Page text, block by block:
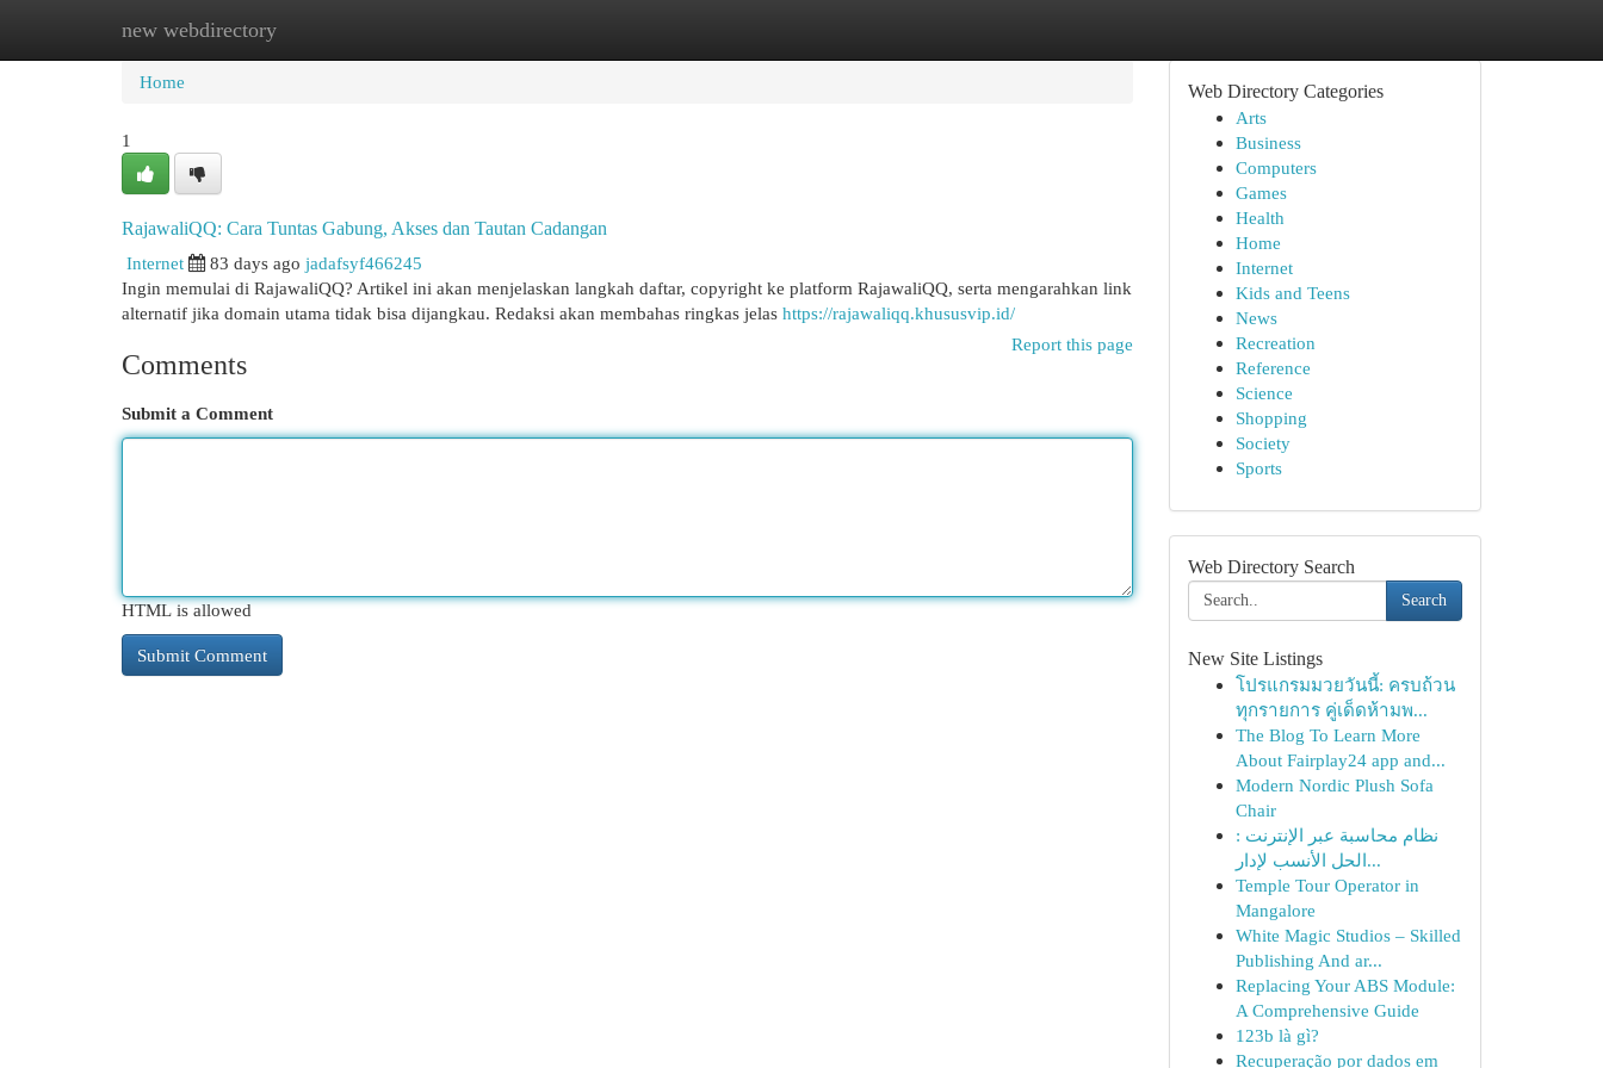
new webdirectory
Home New Site Listings
Home
1
RajawaliQQ: Cara Tuntas Gabung, Akses dan Tautan Cadangan
Internet
83 days ago jadafsyf466245
Ingin memulai di RajawaliQQ? Artikel ini akan menjelaskan langkah daftar, copyright ke platform RajawaliQQ, serta mengarahkan link
alternatif jika domain utama tidak bisa dijangkau. Redaksi akan membahas ringkas jelas https://rajawaliqq.khususvip.id/
Report this page
Comments
Submit a Comment
HTML is allowed
Web Directory Categories
Arts
Business
Computers
Games
Health
Home
Internet
Kids and Teens
News
Recreation
Reference
Science
Shopping
Society
Sports
Web Directory Search
Search
New Site Listings
โปรแกรมมวยวันนี้: ครบถ้วน
ทุกรายการ คู่เด็ดห้ามพ...
The Blog To Learn More
About Fairplay24 app and...
Modern Nordic Plush Sofa
Chair
نظام محاسبة عبر الإنترنت :
الحل الأنسب لإدار...
Temple Tour Operator in
Mangalore
White Magic Studios – Skilled
Publishing And ar...
Replacing Your ABS Module:
A Comprehensive Guide
123b là gì?
Recuperação por dados em